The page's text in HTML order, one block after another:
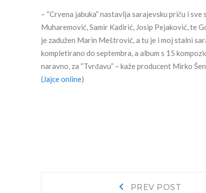
– “Crvena jabuka” nastavlja sarajevsku priču i
Muharemović, Samir Kadirić, Josip Pejaković, te
je zadužen Marin Meštrović, a tu je i moj stalni
kompletirano do septembra, a album s 15
naravno, za “Tvrđavu” – kaže producent Mirko
(Jajce online)
Navigacija PREV POST